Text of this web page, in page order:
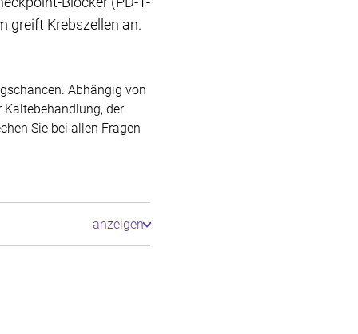
greift Krebszellen an.
Abhängig von
der
Sie bei allen Fragen